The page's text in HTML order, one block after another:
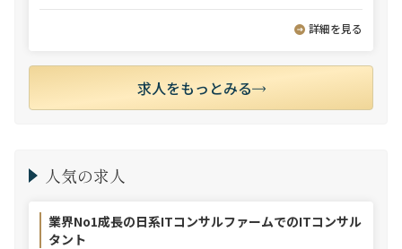
詳細を見る
求人をもっとみる
人気の求人
業界No1成長の日系ITコンサルファームでのITコンサル
タント